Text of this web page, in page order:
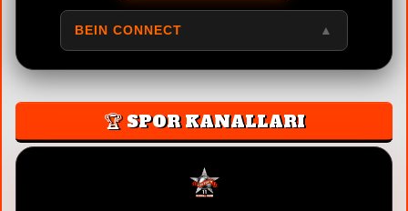
BEIN CONNECT ▲
🏆 SPOR KANALLARI